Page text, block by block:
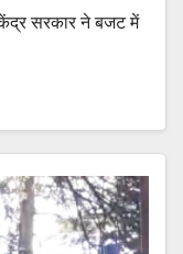
सरकार ने बजट में